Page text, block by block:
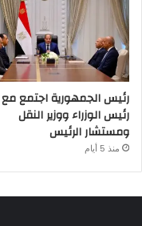
رئيس الجمهورية اجتمع مع
رئيس الوزراء ووزير النقل
ومستشار الرئيس
منذ 5 أيام